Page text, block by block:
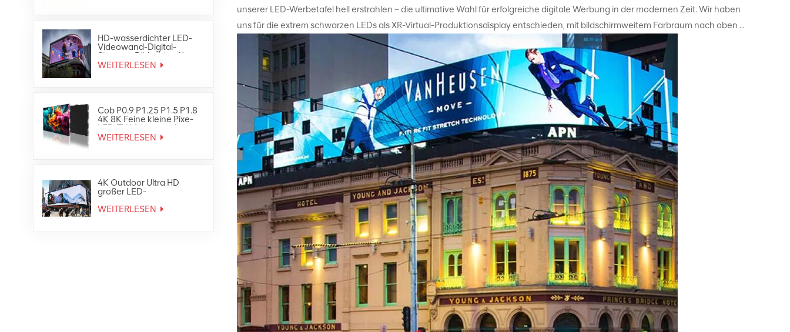
HD-wasserdichter LED-
Videowand-Digital-
Signage-Bildschirm für
den Außenbereich
WEITERLESEN
Cob P0.9 P1.25 P1.5 P1.8
4K 8K Feine kleine Pixe-
LED-TV-Videowand
WEITERLESEN
4K Outdoor Ultra HD
großer LED-
Werbebildschirm
WEITERLESEN
unserer LED-Werbetafel hell erstrahlen – die ultimative Wahl für erfolgreiche digitale Werbung in der modernen Zeit. Wir haben
uns für die extrem schwarzen LEDs als XR-Virtual-Produktionsdisplay entschieden, mit bildschirmweitem Farbraum nach oben …